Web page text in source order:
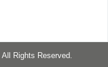
All Rights Reserved.